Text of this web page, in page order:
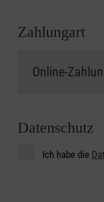
Zahlungart
Datenschutz
Ich habe die